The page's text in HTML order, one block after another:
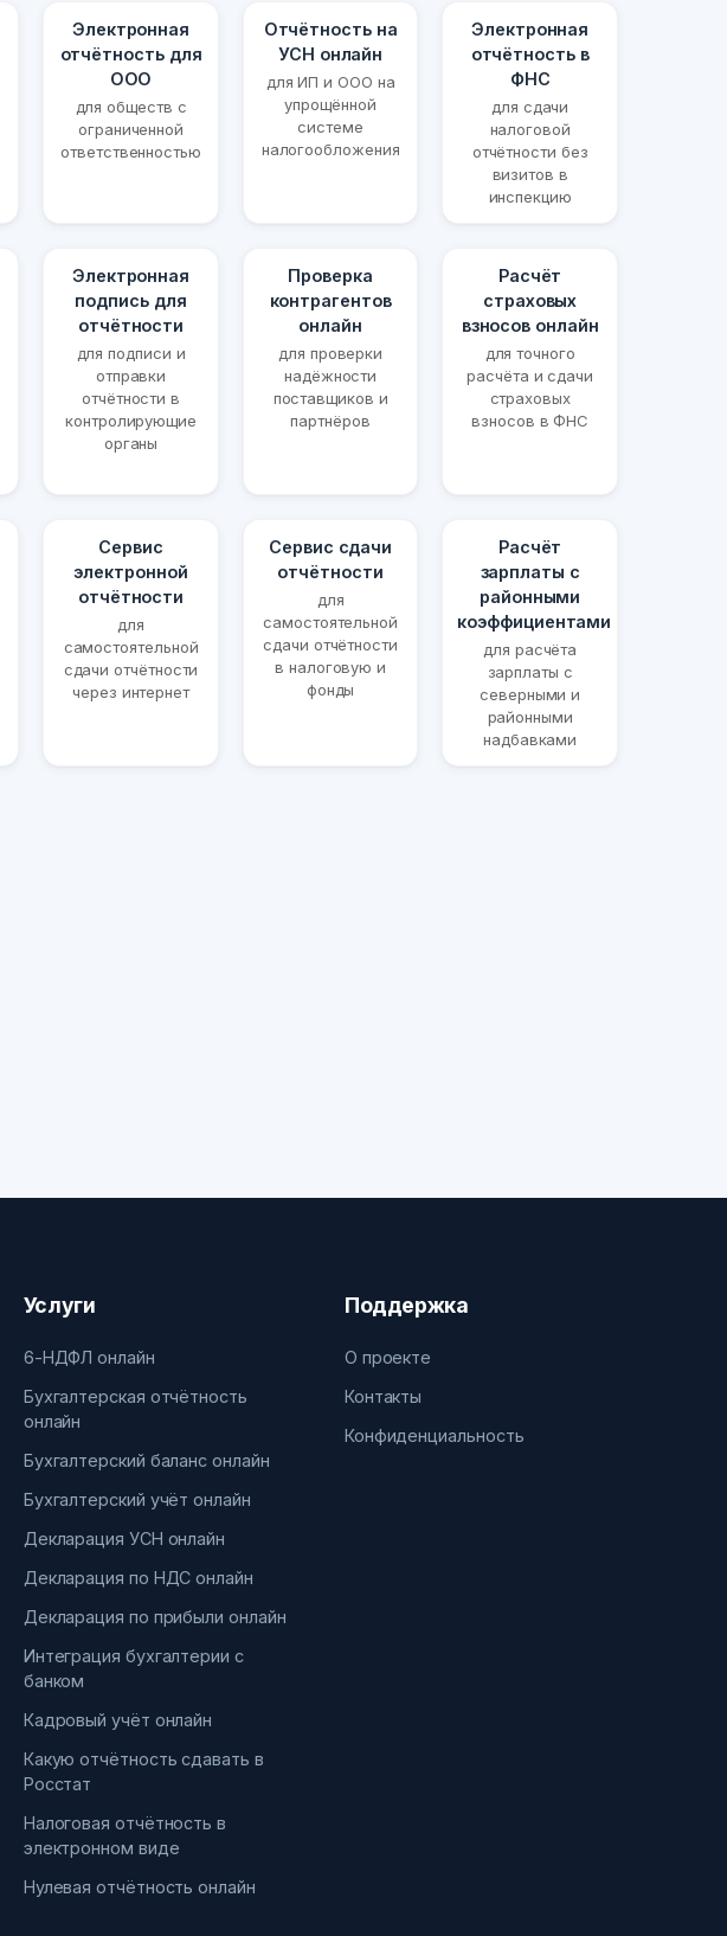
Электронная
отчётность для
ООО
для обществ с
ограниченной
ответственностью
Отчётность на
УСН онлайн
для ИП и ООО на
упрощённой
системе
налогообложения
Электронная
отчётность в
ФНС
для сдачи
налоговой
отчётности без
визитов в
инспекцию
Электронная
подпись для
отчётности
для подписи и
отправки
отчётности в
контролирующие
органы
Проверка
контрагентов
онлайн
для проверки
надёжности
поставщиков и
партнёров
Расчёт
страховых
взносов онлайн
для точного
расчёта и сдачи
страховых
взносов в ФНС
Сервис
электронной
отчётности
для
самостоятельной
сдачи отчётности
через интернет
Сервис сдачи
отчётности
для
самостоятельной
сдачи отчётности
в налоговую и
фонды
Расчёт
зарплаты с
районными
коэффициентами
для расчёта
зарплаты с
северными и
районными
надбавками
Услуги
6-НДФЛ онлайн
Бухгалтерская отчётность
онлайн
Бухгалтерский баланс онлайн
Бухгалтерский учёт онлайн
Декларация УСН онлайн
Декларация по НДС онлайн
Декларация по прибыли онлайн
Интеграция бухгалтерии с
банком
Кадровый учёт онлайн
Какую отчётность сдавать в
Росстат
Налоговая отчётность в
электронном виде
Нулевая отчётность онлайн
Поддержка
О проекте
Контакты
Конфиденциальность